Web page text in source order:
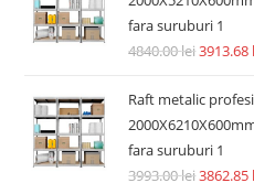
fara suruburi 1
4840.00lei3913.68
Raft metalic
fara suruburi 1
3993.00lei3862.85